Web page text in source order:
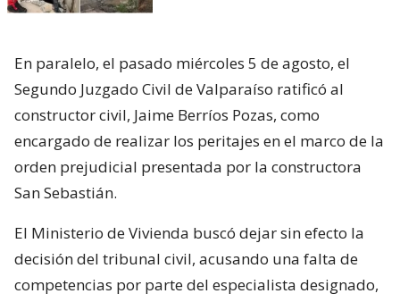
En paralelo, el pasado miércoles 5 de agosto, el
Segundo Juzgado Civil de Valparaíso ratificó al
constructor civil, Jaime Berríos Pozas, como
encargado de realizar los peritajes en el marco de la
orden prejudicial presentada por la constructora
San Sebastián.
El Ministerio de Vivienda buscó dejar sin efecto la
decisión del tribunal civil, acusando una falta de
competencias por parte del especialista designado,